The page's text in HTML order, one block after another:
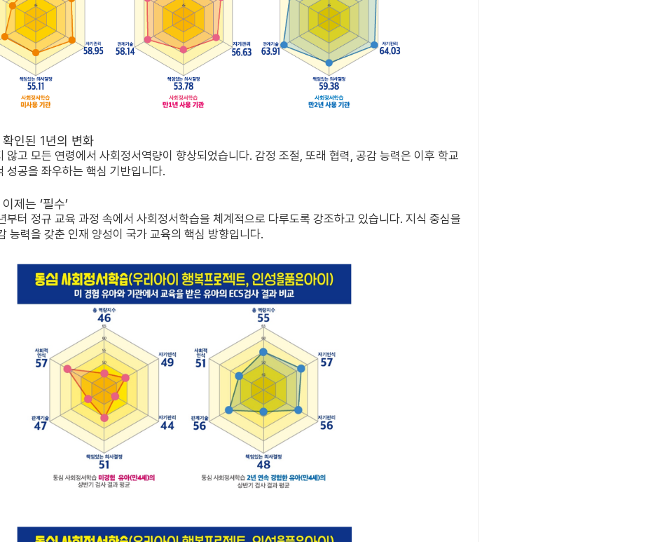
인된 1년의 변화
않고 모든 연령에서 사회정서역량이 향상되었습니다. 감정 조절, 또래 협력, 공감 능력은 이후 학교
성공을 좌우하는 핵심 기반입니다.
제는 ‘필수’
터 정규 교육 과정 속에서 사회정서학습을 체계적으로 다루도록 강조하고 있습니다. 지식 중심을
능력을 갖춘 인재 양성이 국가 교육의 핵심 방향입니다.